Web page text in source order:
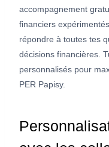
accompagnement
financiers
répondre à toutes tes
décisions financières.
personnalisés pour
PER Papisy.